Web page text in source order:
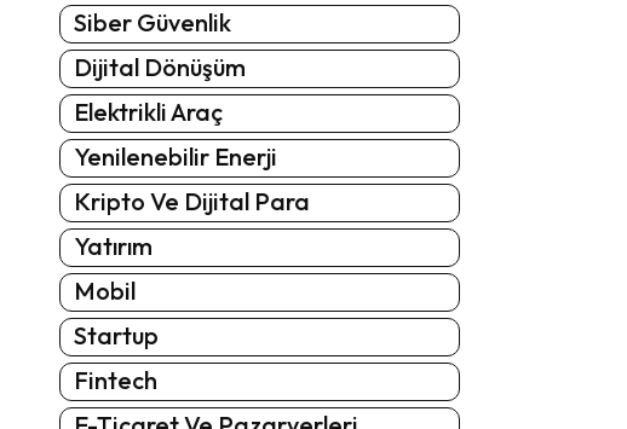
Siber Güvenlik
Dijital Dönüşüm
Elektrikli Araç
Yenilenebilir Enerji
Kripto Ve Dijital Para
Yatırım
Mobil
Startup
Fintech